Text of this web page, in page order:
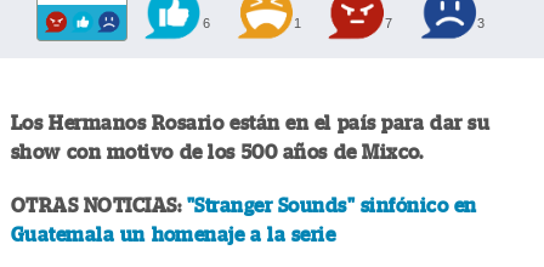
6 1 7 3
Los Hermanos Rosario están en el país para dar su
show con motivo de los 500 años de Mixco.
OTRAS NOTICIAS: "Stranger Sounds" sinfónico en
Guatemala un homenaje a la serie